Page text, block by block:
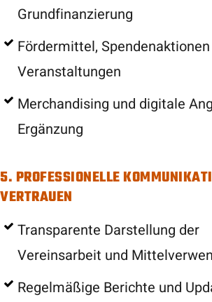
Grundfinanzierung
Fördermittel,
Veranstaltungen
Merchandising und digitale
Ergänzung
5. PROFESSIONELLE
VERTRAUEN
Transparente Darstellung der
Vereinsarbeit und
Regelmäßige Berichte und